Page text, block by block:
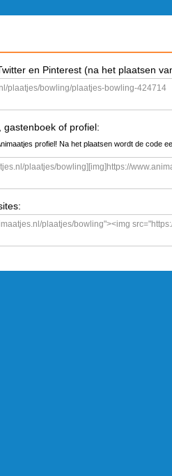
en Pinterest (na het plaatsen
gastenboek of profiel:
profiel! Na het plaatsen wordt de code